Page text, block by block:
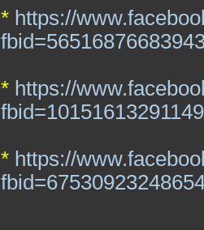
* https://
* https://
* https://